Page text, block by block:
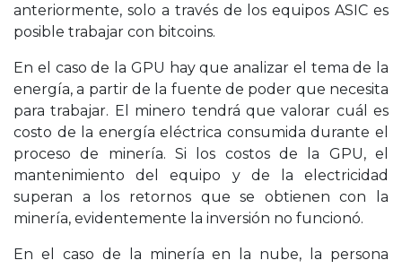
anteriormente, solo a través de los equipos ASIC es
posible trabajar con bitcoins.
En el caso de la GPU hay que analizar el tema de la
energía, a partir de la fuente de poder que necesita
para trabajar. El minero tendrá que valorar cuál es
costo de la energía eléctrica consumida durante el
proceso de minería. Si los costos de la GPU, el
mantenimiento del equipo y de la electricidad
superan a los retornos que se obtienen con la
minería, evidentemente la inversión no funcionó.
En el caso de la minería en la nube, la persona